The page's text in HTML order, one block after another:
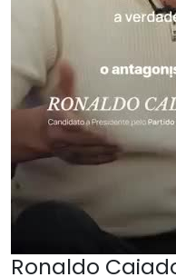
Ronaldo